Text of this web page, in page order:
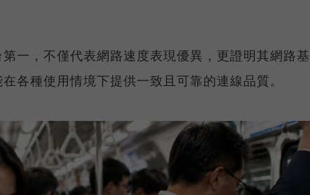
一，不僅代表網路速度表現優異，更證明其網路基
各種使用情境下提供一致且可靠的連線品質。